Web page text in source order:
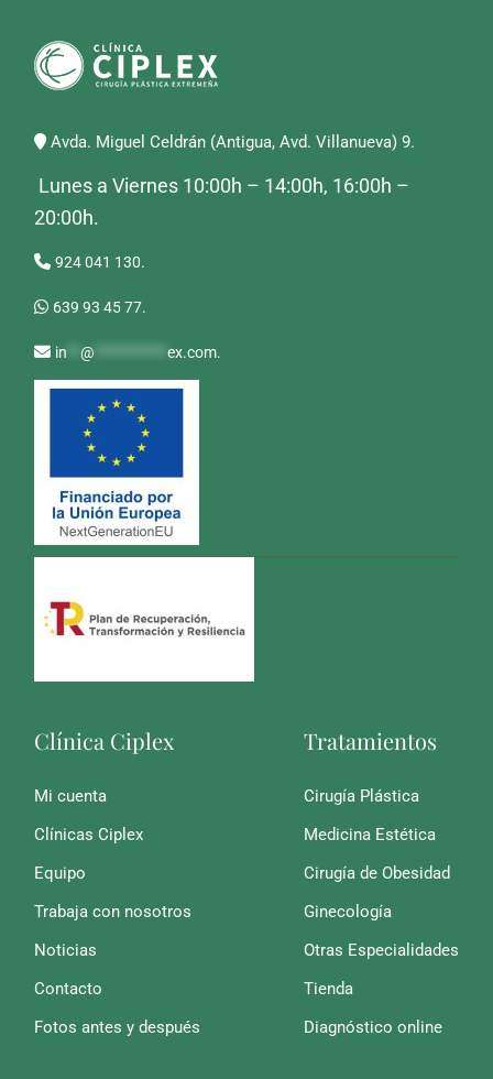
Avda. Miguel Celdrán (Antigua, Avd. Villanueva) 9.
Lunes a Viernes 10:00h – 14:00h, 16:00h –
20:00h.
924 041 130.
639 93 45 77.
in **@ ***********ex.com.
Clínica Ciplex
Mi cuenta
Clínicas Ciplex
Equipo
Trabaja con nosotros
Noticias
Contacto
Fotos antes y después
Tratamientos
Cirugía Plástica
Medicina Estética
Cirugía de Obesidad
Ginecología
Otras Especialidades
Tienda
Diagnóstico online